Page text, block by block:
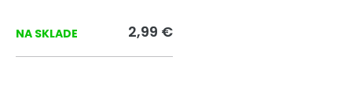
NA SKLADE 2,99 €